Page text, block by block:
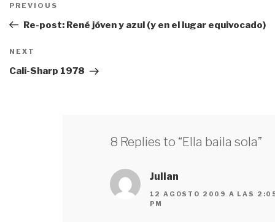
entradas
Previous
Post
PREVIOUS
Re-post: René jóven y azul (y en el lugar equivocado)
Next
Post
NEXT
Cali-Sharp 1978
8 Replies to “Ella baila sola”
Julian
12 AGOSTO 2009 A LAS
PM